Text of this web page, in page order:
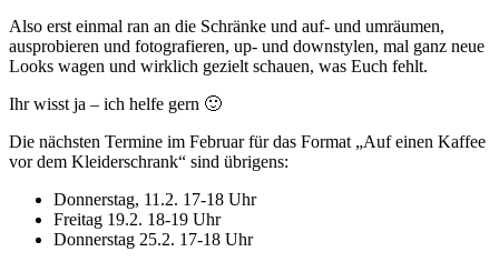
Also erst einmal ran an die Schränke und auf- und umräumen,
ausprobieren und fotografieren, up- und downstylen, mal ganz neue
Looks wagen und wirklich gezielt schauen, was Euch fehlt.
Ihr wisst ja – ich helfe gern 🙂
Die nächsten Termine im Februar für das Format „Auf einen Kaffee
vor dem Kleiderschrank“ sind übrigens:
Donnerstag, 11.2. 17-18 Uhr
Freitag 19.2. 18-19 Uhr
Donnerstag 25.2. 17-18 Uhr